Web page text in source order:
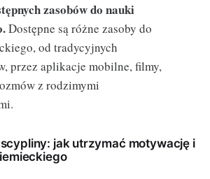
zasobów do nauki
Dostępne są różne zasoby do
od tradycyjnych
przez aplikacje mobilne, filmy,
z rodzimymi
jak utrzymać motywację i